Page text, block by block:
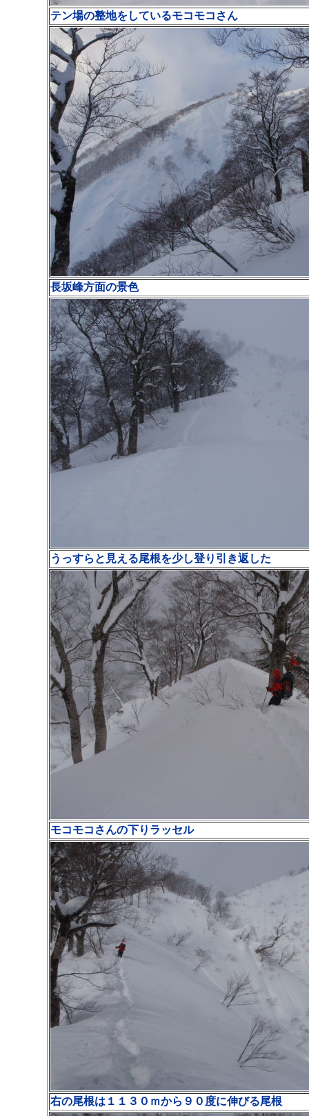
テン場の整地をしているモコモコさん
長坂峰方面の景色
うっすらと見える尾根を少し登り引き返した
モコモコさんの下りラッセル
右の尾根は１１３０ｍから９０度に伸びる尾根